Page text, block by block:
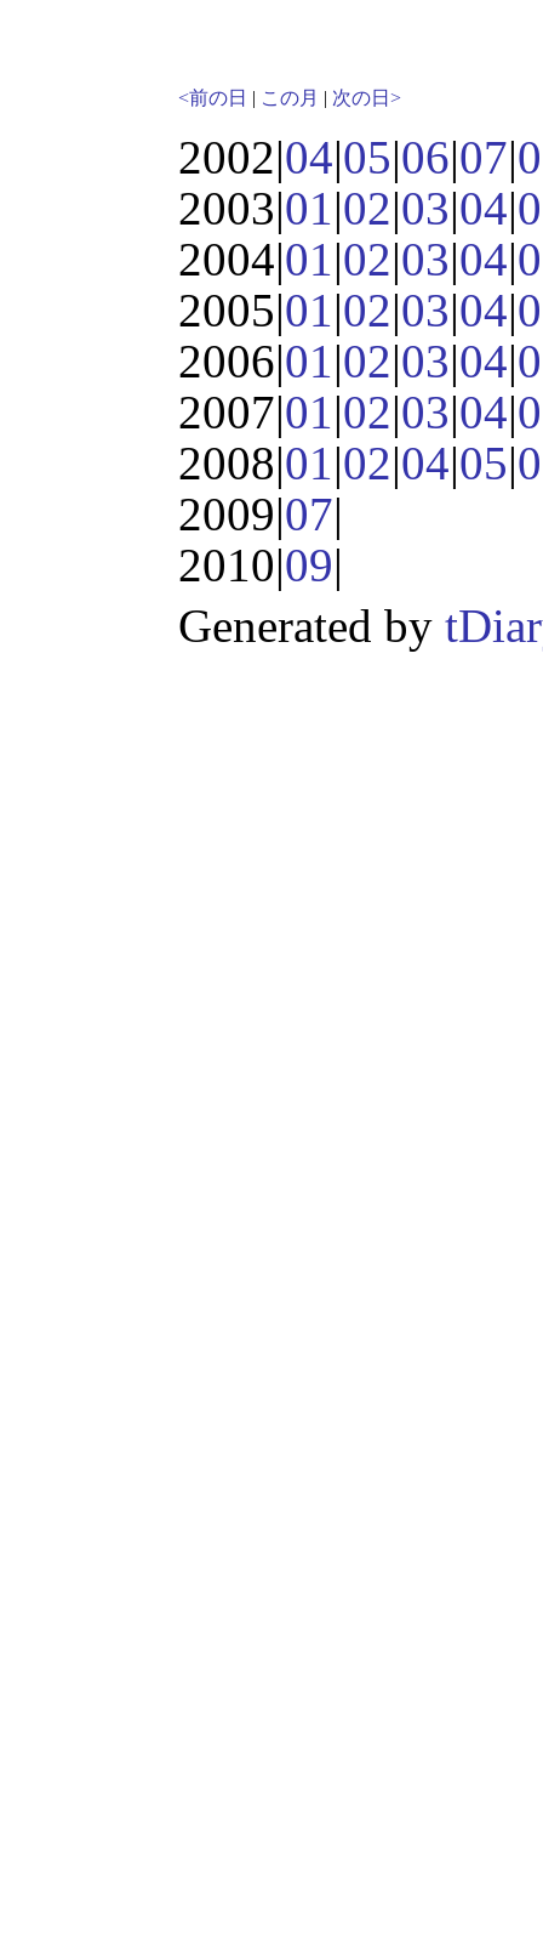
<前の日 | この月 | 次の日>
2002|04|05|06|07|
2003|01|02|03|04|
2004|01|02|03|04|
2005|01|02|03|04|
2006|01|02|03|04|
2007|01|02|03|04|
2008|01|02|04|05|
2009|07|
2010|09|
Generated by